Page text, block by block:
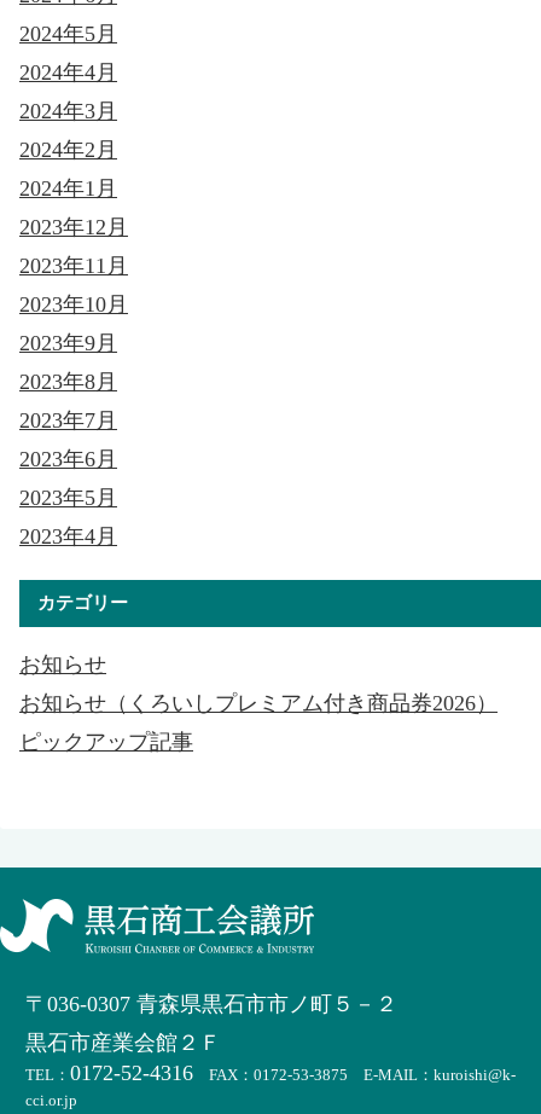
2024年5月
2024年4月
2024年3月
2024年2月
2024年1月
2023年12月
2023年11月
2023年10月
2023年9月
2023年8月
2023年7月
2023年6月
2023年5月
2023年4月
カテゴリー
お知らせ
お知らせ（くろいしプレミアム付き商品券2026）
ピックアップ記事
〒036-0307 青森県黒石市市ノ町５－２
黒石市産業会館２Ｆ
TEL： 0172-52-4316FAX：0172-53-3875 E-MAIL：kuroishi@k-
cci.or.jp